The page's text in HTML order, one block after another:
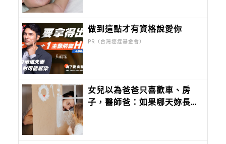
做到這點才有資格說愛你
PR（台灣癌症基金會）
女兒以為爸爸只喜歡車、房
子，醫師爸：如果哪天妳長大
「妳。」